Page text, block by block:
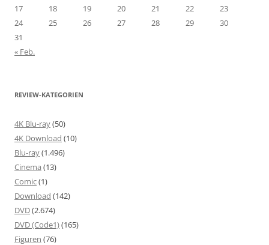
17
18 19 20 21 22
23
24
25 26 27 28 29
30
31
« Feb.
REVIEW-KATEGORIEN
4K Blu-ray(50)
4K Download (10)
Blu-ray(1.496)
Cinema (13)
Comic(1)
Download (142)
DVD(2.674)
DVD (Code1)(165)
Figuren (76)